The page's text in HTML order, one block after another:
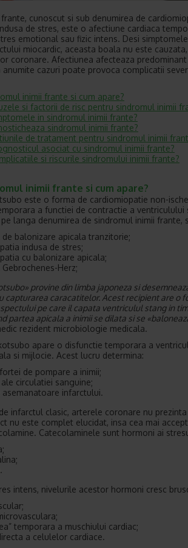
cunoscut si sub denumirea de
de stres, este o afectiune cardiaca
emotional sau fizic intens. Desi
miocardic, aceasta boala nu este
coronare. Afectiunea afecteaza
anumite cazuri poate provoca complicatii
inimii frante si cum apare?
si factorii de risc pentru sindromul inimii
in sindromul inimii frante?
sindromul inimii frante?
de tratament pentru sindromul inimii
asociat cu sindromul inimii frante?
si riscurile sindromului inimii frante?
inimii frante si cum apare?
este o forma de cardiomiopatie non-
a functiei de contractie a ventriculului
langa denumirea de sindromul inimii frante,
de balonizare apicala tranzitorie;
indusa de stres;
cu balonizare apicala;
Herz;
provine din limba japoneza si
capturarea caracatitelor. Acest recipient are o
pe care il capata ventriculul stang in
partea apicala a inimii se dilata si se
rezident microbiologie medicala.
apare o disfunctie temporara a
si mijlocie. Acest lucru determina:
de pompare a inimii;
circulatiei sanguine;
asemanatoare infarctului.
infarctul clasic, arterele coronare nu
nu este complet elucidat, insa cea mai
Catecolaminele sunt hormoni ai
.
intens, nivelurile acestor hormoni cresc
temporara a muschiului cardiac;
a celulelor cardiace.